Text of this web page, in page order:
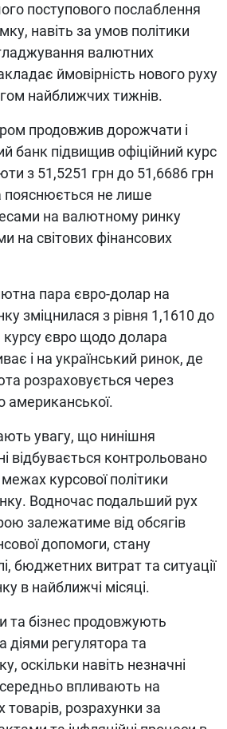
поступового послаблення
навіть за умов політики
валютних
ймовірність нового руху
найближчих тижнів.
продовжив дорожчати і
банк підвищив офіційний курс
з 51,5251 грн до 51,6686 грн
пояснюється не лише
на валютному ринку
на світових фінансових
пара євро-долар на
зміцнилася з рівня 1,1610 до
курсу євро щодо долара
і на український ринок, де
розраховується через
американської.
увагу, що нинішня
відбувається контрольовано
курсової політики
Водночас подальший рух
залежатиме від обсягів
допомоги, стану
бюджетних витрат та ситуації
в найближчі місяці.
та бізнес продовжують
діями регулятора та
оскільки навіть незначні
впливають на
товарів, розрахунки за